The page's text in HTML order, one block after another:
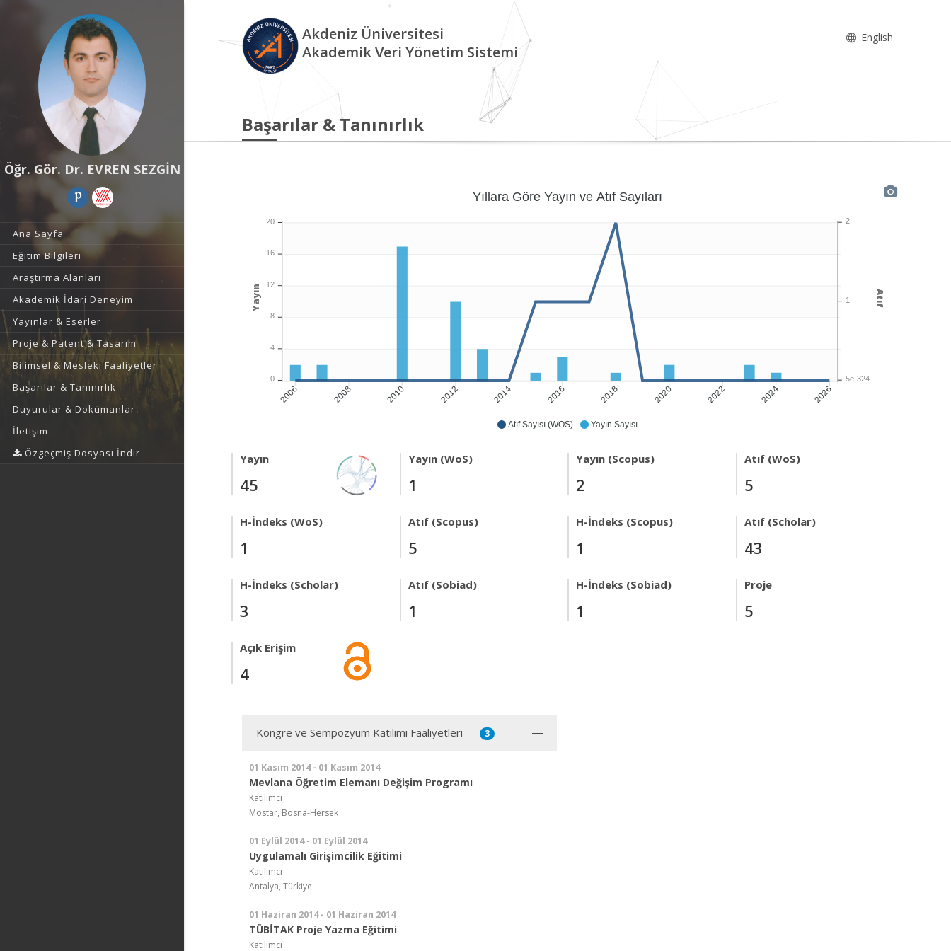
Öğr. Gör. Dr. EVREN SEZGİN
Ana Sayfa
Eğitim Bilgileri
Araştırma Alanları
Akademik İdari Deneyim
Yayınlar & Eserler
Proje & Patent & Tasarım
Bilimsel & Mesleki Faaliyetler
Başarılar & Tanınırlık
Duyurular & Dokümanlar
İletişim
Özgeçmiş Dosyası İndir
Akdeniz Üniversitesi
Akademik Veri Yönetim Sistemi
English
Başarılar & Tanınırlık
Atıf Sayısı (WOS) Yayın Sayısı
2006 2008 2010 2012 2014 2016 2018 2020 2022 2024 2026
Yıllara Göre Yayın ve Atıf Sayıları
2
1
5e-324
Atıf
20
16
12
8
4
0
Yayın
Yayın
45
Yayın (WoS)
1
Yayın (Scopus)
2
Atıf (WoS)
5
H-İndeks (WoS)
1
Atıf (Scopus)
5
H-İndeks (Scopus)
1
Atıf (Scholar)
43
H-İndeks (Scholar)
3
Atıf (Sobiad)
1
H-İndeks (Sobiad)
1
Proje
5
Açık Erişim
4
Kongre ve Sempozyum Katılımı Faaliyetleri 3
01 Kasım 2014 - 01 Kasım 2014
Mevlana Öğretim Elemanı Değişim Programı
Katılımcı
Mostar, Bosna-Hersek
01 Eylül 2014 - 01 Eylül 2014
Uygulamalı Girişimcilik Eğitimi
Katılımcı
Antalya, Türkiye
01 Haziran 2014 - 01 Haziran 2014
TÜBİTAK Proje Yazma Eğitimi
Katılımcı